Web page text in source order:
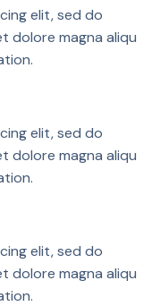
elit, sed do
dolore magna aliqu
elit, sed do
dolore magna aliqu
elit, sed do
dolore magna aliqu